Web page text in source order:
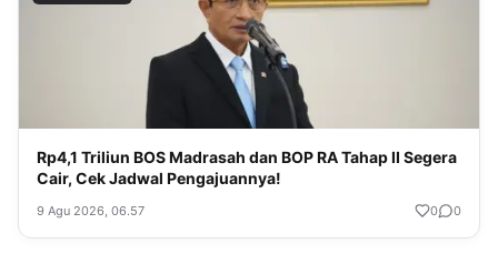
Rp4,1 Triliun BOS Madrasah dan BOP RA Tahap II Segera
Cair, Cek Jadwal Pengajuannya!
9 Agu 2026, 06.57 0 0